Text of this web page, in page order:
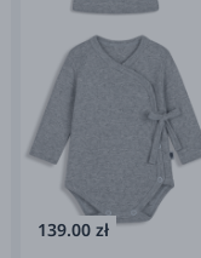
ponieważ nie jest
139.00 zł